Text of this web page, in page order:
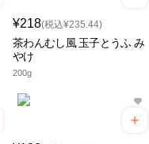
¥218(税込¥235.44)
茶わんむし風 玉子とうふ み
やけ
200g